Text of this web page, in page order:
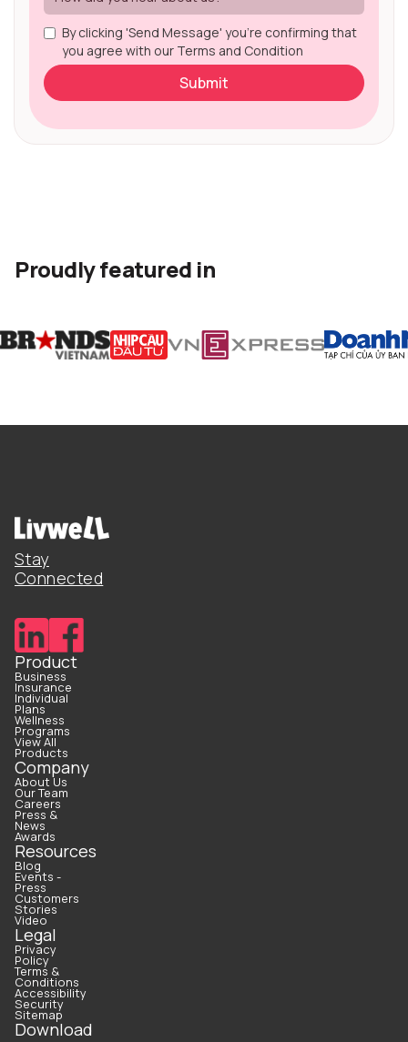
By clicking 'Send Message' you're confirming that
you agree with our Terms and Condition
Proudly featured in
Stay
Connected
Product
Business
Insurance
Individual
Plans
Wellness
Programs
View All
Products
Company
About Us
Our Team
Careers
Press &
News
Awards
Resources
Blog
Events -
Press
Customers
Stories
Video
Legal
Privacy
Policy
Terms &
Conditions
Accessibility
Security
Sitemap
Download